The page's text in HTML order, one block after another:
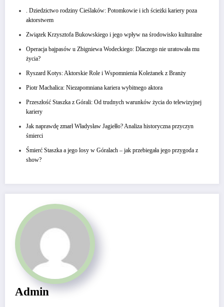
. Dziedzictwo rodziny Cieślaków: Potomkowie i ich ścieżki kariery poza
aktorstwem
Związek Krzysztofa Bukowskiego i jego wpływ na środowisko kulturalne
Operacja bajpasów u Zbigniewa Wodeckiego: Dlaczego nie uratowała mu
życia?
Ryszard Kotys: Aktorskie Role i Wspomnienia Koleżanek z Branży
Piotr Machalica: Niezapomniana kariera wybitnego aktora
Przeszłość Staszka z Górali: Od trudnych warunków życia do telewizyjnej
kariery
Jak naprawdę zmarł Władysław Jagiełło? Analiza historyczna przyczyn
śmierci
Śmierć Staszka a jego losy w Góralach – jak przebiegała jego przygoda z
show?
Admin